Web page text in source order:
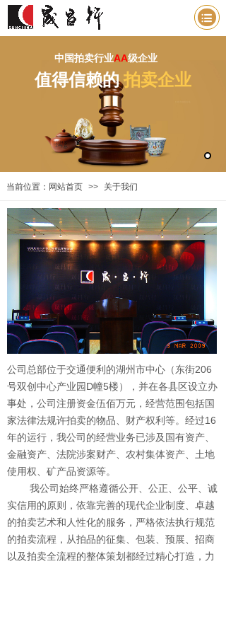
中国拍卖行业AA级企业
值得信赖的拍卖企业
网站首页 >> 关于我们
当前位置：
公司总部位于交通便利的湖州市中心（东街206
号双创中心产业园D幢5楼），并在各县区设立办
事处，公司注册资金伍佰万元，经营范围包括国
家法律法规许拍卖的物品、财产权利等。经过16
年的运行，我公司的经营业务已涉及国有资产、
金融资产、法院涉案财产、农村集体资产、土地
使用权、矿产品资源等。
我公司始终严格遵循公开、公正、公平、诚
实信用的原则，依靠完善的现代企业制度、卓越
的拍卖艺术和人性化的服务，严格依法执行规范
的拍卖流程，从拍品的征集、包装、预展、招商
以及拍卖全流程的整体策划都经过精心打造，力